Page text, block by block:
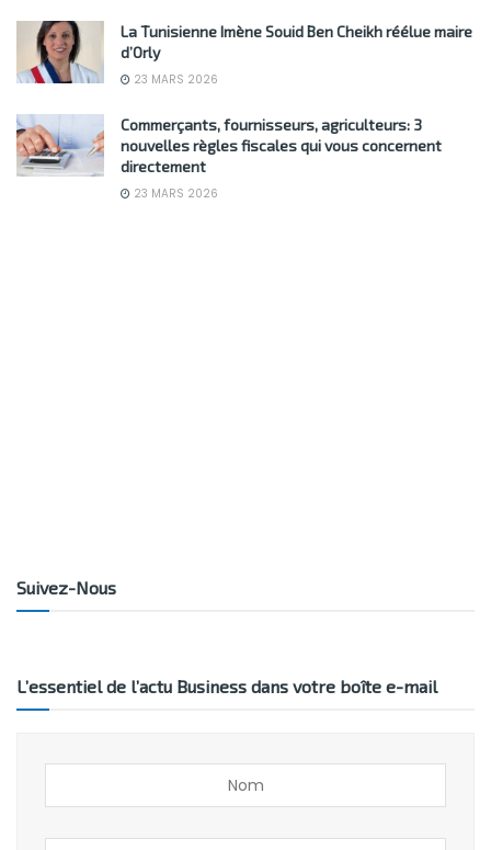
La Tunisienne Imène Souid Ben Cheikh réélue maire
d’Orly
23 MARS 2026
Commerçants, fournisseurs, agriculteurs: 3
nouvelles règles fiscales qui vous concernent
directement
23 MARS 2026
Suivez-Nous
L’essentiel de l’actu Business dans votre boîte e-mail